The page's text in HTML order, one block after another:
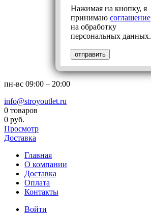
Нажимая на кнопку, я
принимаю соглашение
на обработку
персональных данных.
отправить
пн-вс 09:00 – 20:00
info@stroyoutlet.ru
0 товаров
0 руб.
Просмотр
Доставка
Главная
О компании
Доставка
Оплата
Контакты
Войти